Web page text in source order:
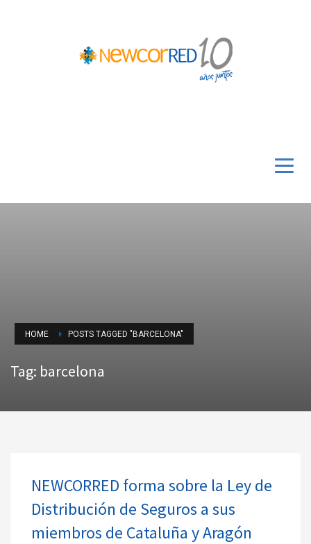
HOME POSTS TAGGED "BARCELONA"
Tag: barcelona
NEWCORRED forma sobre la Ley de
Distribución de Seguros a sus
miembros de Cataluña y Aragón